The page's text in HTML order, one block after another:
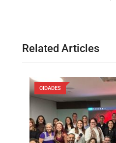
Related Articles
CIDADES